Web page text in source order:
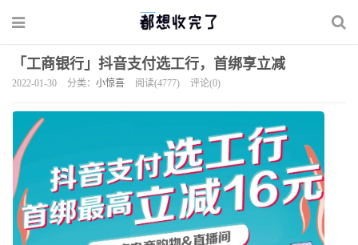
「工商银行」抖音支付选工行，首绑享立减
2022-01-30 分类： 小惊喜 阅读(4777) 评论(0)